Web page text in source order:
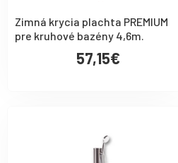
Zimná krycia plachta PREMIUM
pre kruhové bazény 4,6m.
57,15€